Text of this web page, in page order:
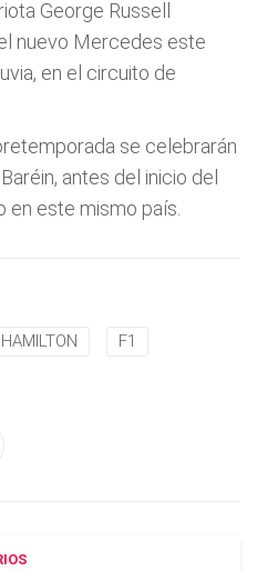
George Russell
nuevo Mercedes este
en el circuito de
se celebrarán
antes del inicio del
en este mismo país.
F1